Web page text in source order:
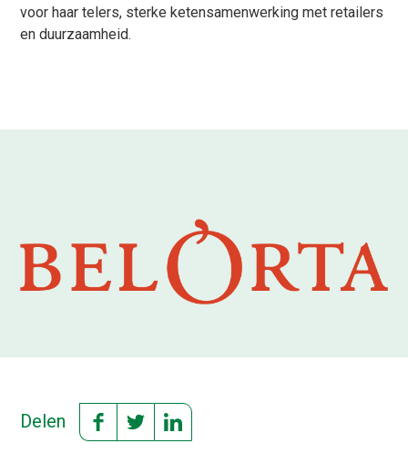
voor haar telers, sterke ketensamenwerking met retailers
en duurzaamheid.
Delen